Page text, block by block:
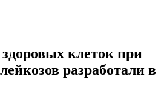
клеток при
разработали в